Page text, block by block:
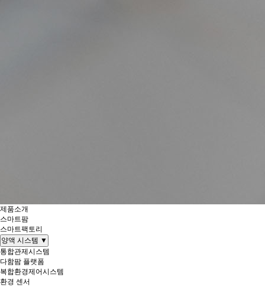
제품소개
스마트팜
스마트팩토리
양액 시스템 ▼
통합관제시스템
다함팜 플랫폼
복합환경제어시스템
환경 센서